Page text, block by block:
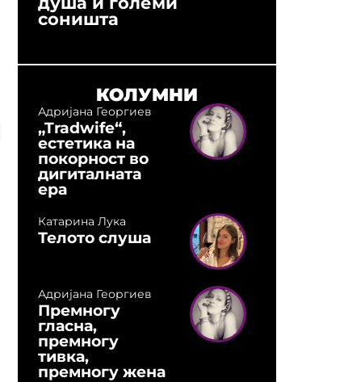
соништа
КОЛУМНИ
Адријана Георгиев
„Tradwife“,
естетика на
покорност во
дигиталната
ера
Катарина Лука
Телото слуша
Адријана Георгиев
Премногу
гласна,
премногу
тивка,
премногу жена